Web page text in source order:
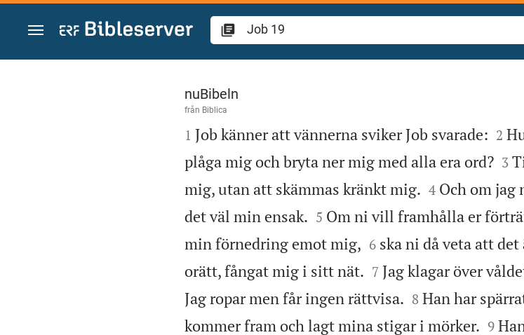
Hoppa till innehåll
Job 19
nuBibeln
från Biblica

1 Job känner att vännerna sviker Job svarade:
2
plåga mig och bryta ner mig med alla era ord?
3
mig, utan att skämmas kränkt mig.
4 Och om jag
det väl min ensak.
5 Om ni vill framhålla er
min förnedring emot mig,
6 ska ni då veta att
orätt, fångat mig i sitt nät.
7 Jag klagar över
Jag ropar men får ingen rättvisa.
8 Han har
kommer fram och lagt mina stigar i mörker.
9